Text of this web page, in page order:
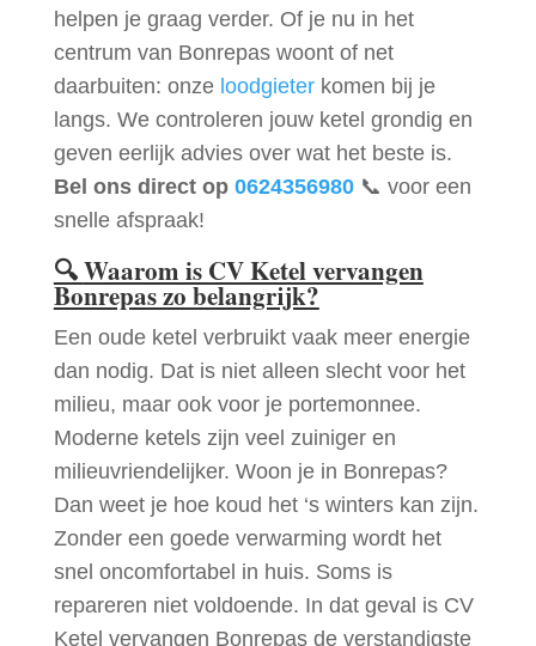
helpen je graag verder. Of je nu in het
centrum van Bonrepas woont of net
daarbuiten: onze loodgieterkomen bij je
langs. We controleren jouw ketel grondig en
geven eerlijk advies over wat het beste is.
Bel ons direct op 0624356980📞 voor een
snelle afspraak!
🔍Waarom is CV Ketel vervangen
Bonrepas zo belangrijk?
Een oude ketel verbruikt vaak meer energie
dan nodig. Dat is niet alleen slecht voor het
milieu, maar ook voor je portemonnee.
Moderne ketels zijn veel zuiniger en
milieuvriendelijker. Woon je in Bonrepas?
Dan weet je hoe koud het ‘s winters kan zijn.
Zonder een goede verwarming wordt het
snel oncomfortabel in huis. Soms is
repareren niet voldoende. In dat geval is CV
Ketel vervangen Bonrepas de verstandigste